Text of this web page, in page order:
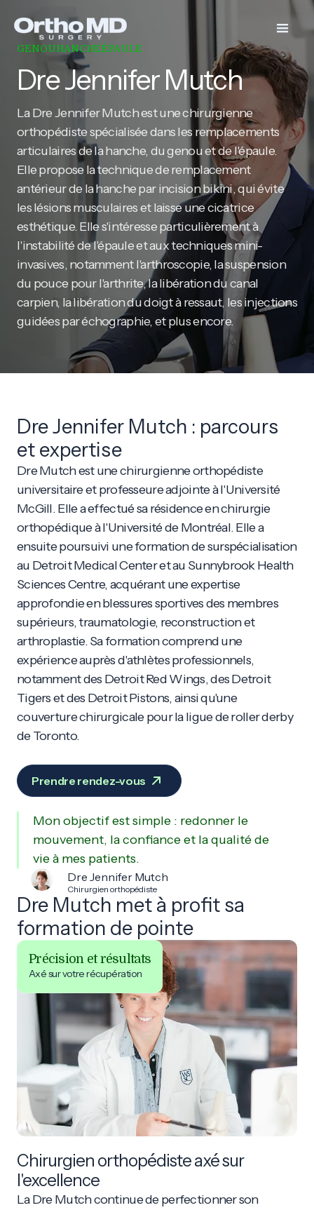
GENOUHANCHEÉPAULE
Dre Jennifer Mutch
La Dre Jennifer Mutch est une chirurgienne
orthopédiste spécialisée dans les remplacements
articulaires de la hanche, du genou et de l'épaule.
Elle propose la technique de remplacement
antérieur de la hanche par incision bikini, qui évite
les lésions musculaires et laisse une cicatrice
esthétique. Elle s'intéresse particulièrement à
l'instabilité de l'épaule et aux techniques mini-
invasives, notamment l'arthroscopie, la suspension
du pouce pour l'arthrite, la libération du canal
carpien, la libération du doigt à ressaut, les injections
guidées par échographie, et plus encore.
Dre Jennifer Mutch : parcours
et expertise
Dre Mutch est une chirurgienne orthopédiste
universitaire et professeure adjointe à l'Université
McGill. Elle a effectué sa résidence en chirurgie
orthopédique à l'Université de Montréal. Elle a
ensuite poursuivi une formation de surspécialisation
au Detroit Medical Center et au Sunnybrook Health
Sciences Centre, acquérant une expertise
approfondie en blessures sportives des membres
supérieurs, traumatologie, reconstruction et
arthroplastie. Sa formation comprend une
expérience auprès d'athlètes professionnels,
notamment des Detroit Red Wings, des Detroit
Tigers et des Detroit Pistons, ainsi qu'une
couverture chirurgicale pour la ligue de roller derby
de Toronto.
Prendre rendez-vous
Mon objectif est simple : redonner le
mouvement, la confiance et la qualité de
vie à mes patients.
Dre Jennifer Mutch
Chirurgien orthopédiste
Dre Mutch met à profit sa
formation de pointe
Précision et résultats
Axé sur votre récupération
Chirurgien orthopédiste axé sur
l'excellence
La Dre Mutch continue de perfectionner son